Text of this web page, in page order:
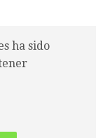
ha sido